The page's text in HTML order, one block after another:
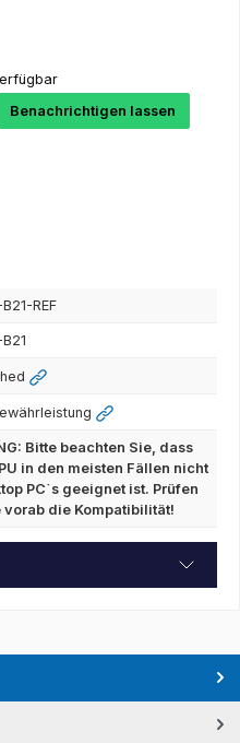
Benachrichtigen lassen
REF
Bitte beachten Sie, dass
in den meisten Fällen nicht
PC`s geeignet ist. Prüfen
vorab die Kompatibilität!